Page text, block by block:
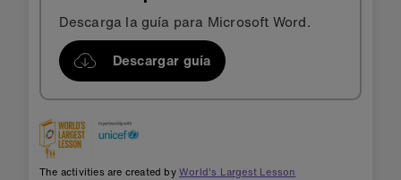
Descarga la guía para Microsoft Word.
Descargar guía
The activities are created byWorld's Largest Lesson